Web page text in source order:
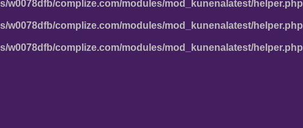
w0078dfb/complize.com/modules/mod_kunenalatest/helper.php
w0078dfb/complize.com/modules/mod_kunenalatest/helper.php
w0078dfb/complize.com/modules/mod_kunenalatest/helper.php